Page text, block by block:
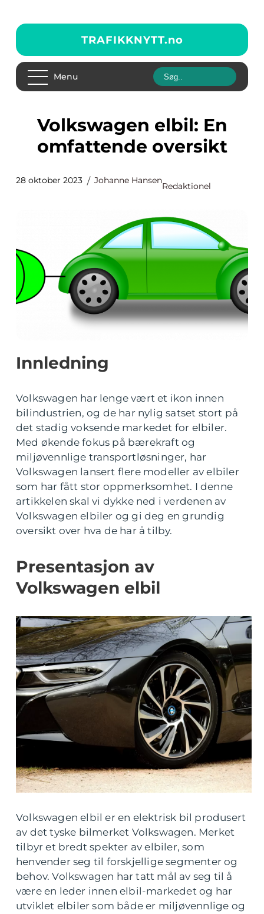
TRAFIKKNYTT.no
Menu
Volkswagen elbil: En
omfattende oversikt
28 oktober 2023 Johanne Hansen
Redaktionel
Innledning
Volkswagen har lenge vært et ikon innen
bilindustrien, og de har nylig satset stort på
det stadig voksende markedet for elbiler.
Med økende fokus på bærekraft og
miljøvennlige transportløsninger, har
Volkswagen lansert flere modeller av elbiler
som har fått stor oppmerksomhet. I denne
artikkelen skal vi dykke ned i verdenen av
Volkswagen elbiler og gi deg en grundig
oversikt over hva de har å tilby.
Presentasjon av
Volkswagen elbil
Volkswagen elbil er en elektrisk bil produsert
av det tyske bilmerket Volkswagen. Merket
tilbyr et bredt spekter av elbiler, som
henvender seg til forskjellige segmenter og
behov. Volkswagen har tatt mål av seg til å
være en leder innen elbil-markedet og har
utviklet elbiler som både er miljøvennlige og